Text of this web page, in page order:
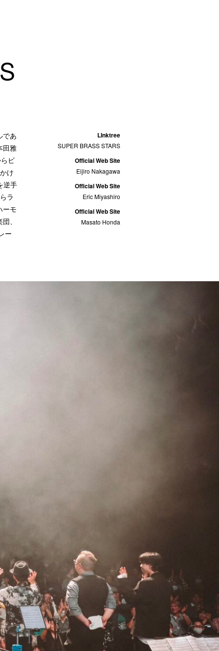
であ
田雅
ビ
け
逆手
ラ
ーモ
、
ー
LInktree
SUPER BRASS STARS
Official Web Site
Eijiro Nakagawa
Official Web Site
Eric Miyashiro
Official Web Site
Masato Honda